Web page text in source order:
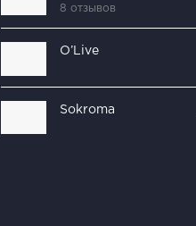
8 отзывов
O’Live
Sokroma